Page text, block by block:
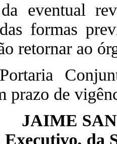
eventual
formas
retornar ao
prazo de
JAIME
da